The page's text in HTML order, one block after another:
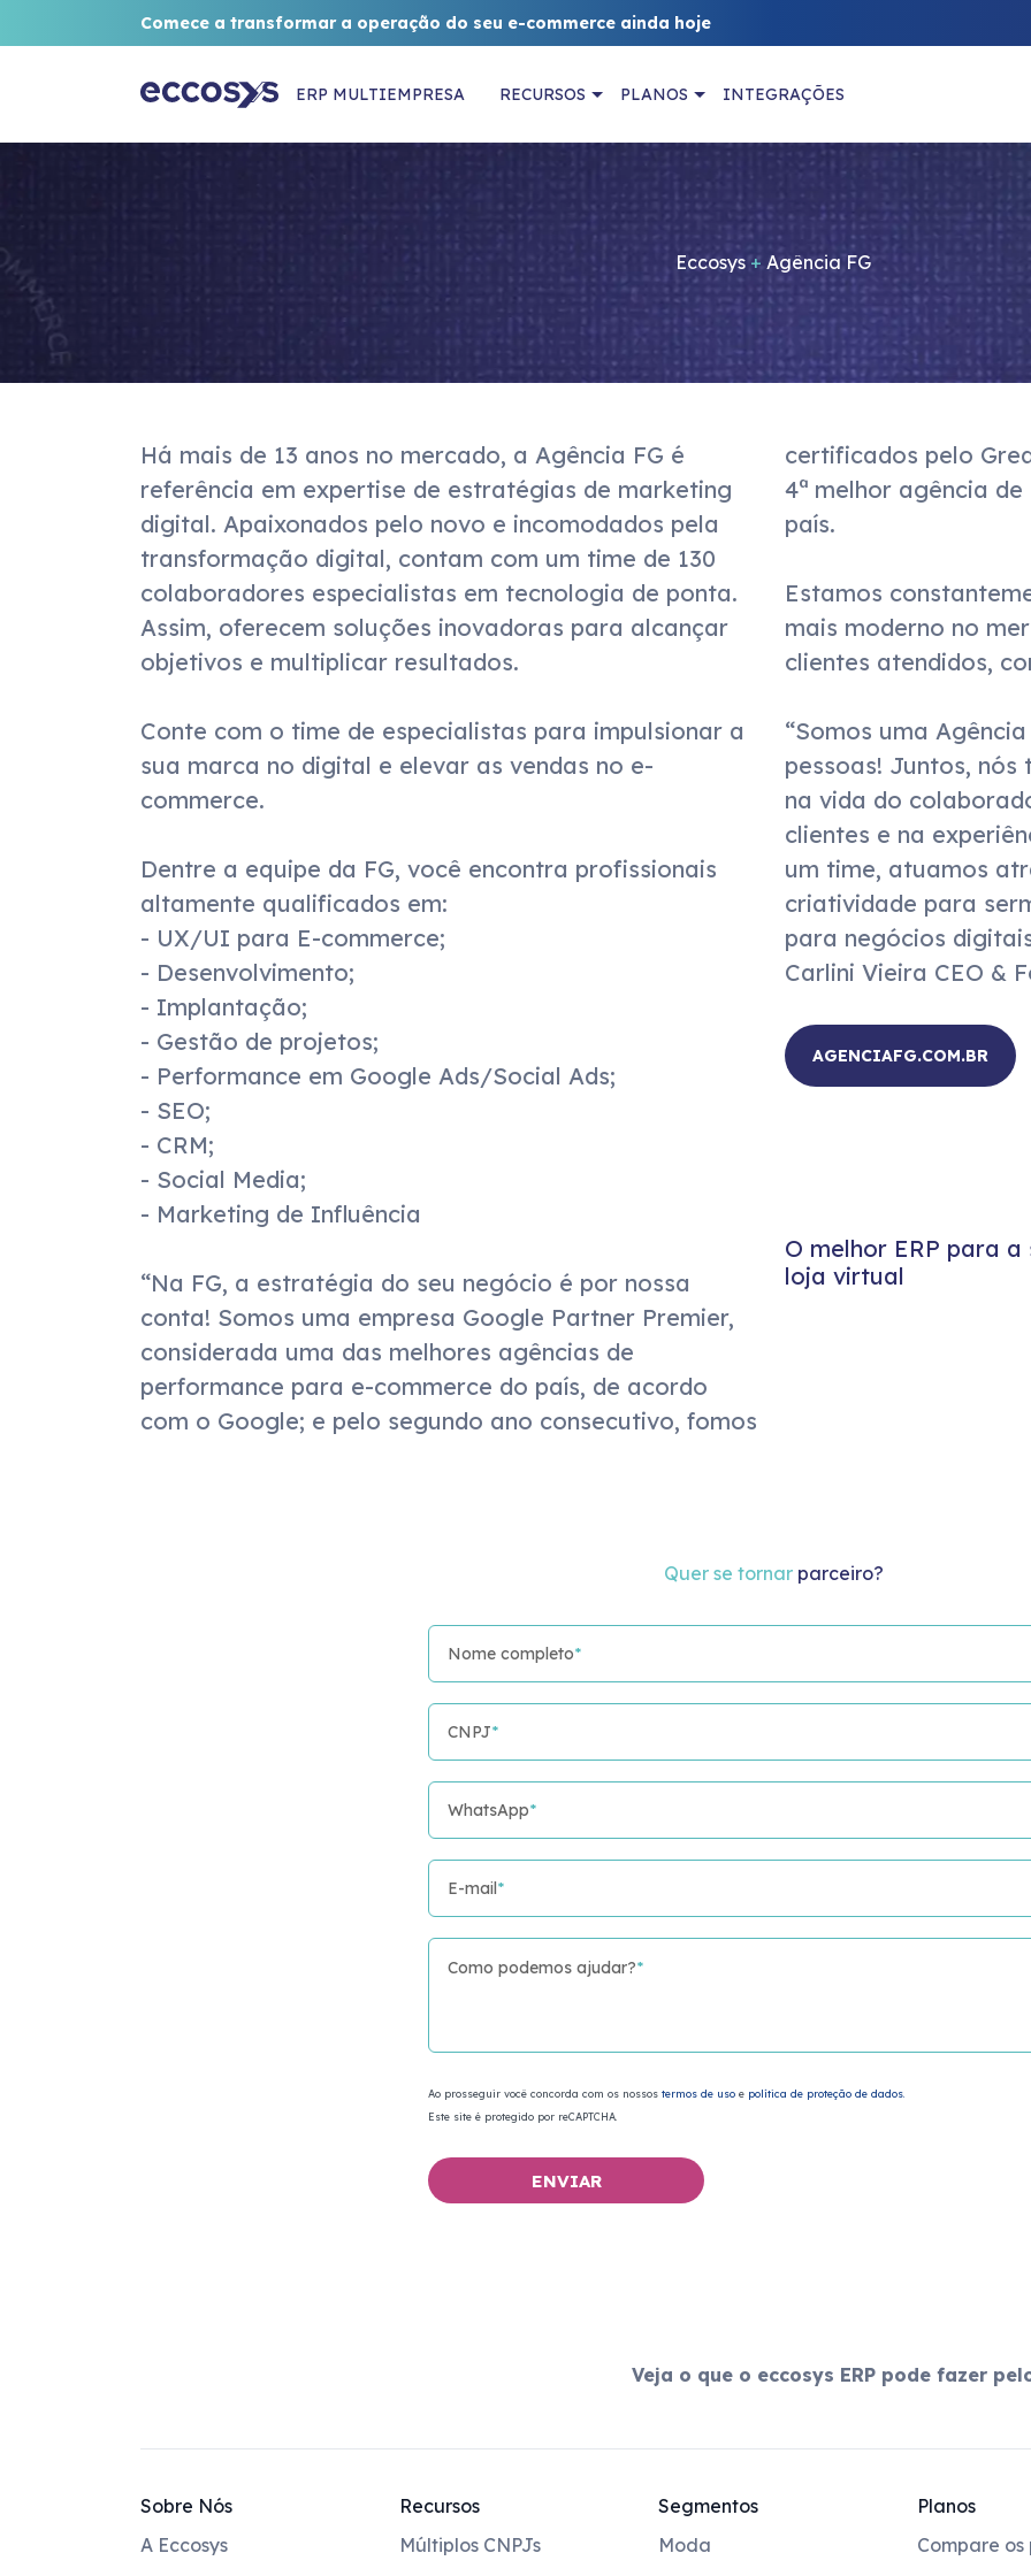
Comece a transformar a operação do seu e-commerce ainda hoje
ERP MULTIEMPRESA RECURSOS PLANOS INTEGRAÇÕES
Eccosys + Agência FG
Há mais de 13 anos no mercado, a Agência FG é
referência em expertise de estratégias de marketing
digital. Apaixonados pelo novo e incomodados pela
transformação digital, contam com um time de 130
colaboradores especialistas em tecnologia de ponta.
Assim, oferecem soluções inovadoras para alcançar
objetivos e multiplicar resultados.
Conte com o time de especialistas para impulsionar a
sua marca no digital e elevar as vendas no e-
commerce.
Dentre a equipe da FG, você encontra profissionais
altamente qualificados em:
- UX/UI para E-commerce;
- Desenvolvimento;
- Implantação;
- Gestão de projetos;
- Performance em Google Ads/Social Ads;
- SEO;
- CRM;
- Social Media;
- Marketing de Influência
“Na FG, a estratégia do seu negócio é por nossa
conta! Somos uma empresa Google Partner Premier,
considerada uma das melhores agências de
performance para e-commerce do país, de acordo
com o Google; e pelo segundo ano consecutivo, fomos
certificados pelo Great Place to Work® Brasil, sendo a
4ª melhor agência de comunicação para trabalhar no
país.
Estamos constantemente alinhados com o que há de
mais moderno no mercado digital, são mais de 600
clientes atendidos, com mais de 300 projetos no ar.
“Somos uma Agência feita por pessoas e para
pessoas! Juntos, nós trabalhamos para gerar impacto:
na vida do colaborador, nos resultados dos nossos
um time, atuamos através da inovação, performance e
criatividade para sermos a maior e melhor empresa
para negócios digitais da América Latina.” Gabriel
AGENCIAFG.COM.BR
O melhor ERP para a
loja virtual
Quer se tornar parceiro?
Nome completo*
CNPJ*
WhatsApp*
E-mail*
Como podemos ajudar?*
Ao prosseguir você concorda com os nossos termos de uso e política de proteção de dados.
Este site é protegido por reCAPTCHA.
ENVIAR
Veja o que o eccosys ERP pode fazer
Sobre Nós
A Eccosys
Recursos
Múltiplos CNPJs
Segmentos
Moda
Planos
Compare os